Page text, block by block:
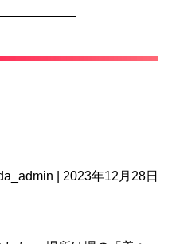
2023年12月28日